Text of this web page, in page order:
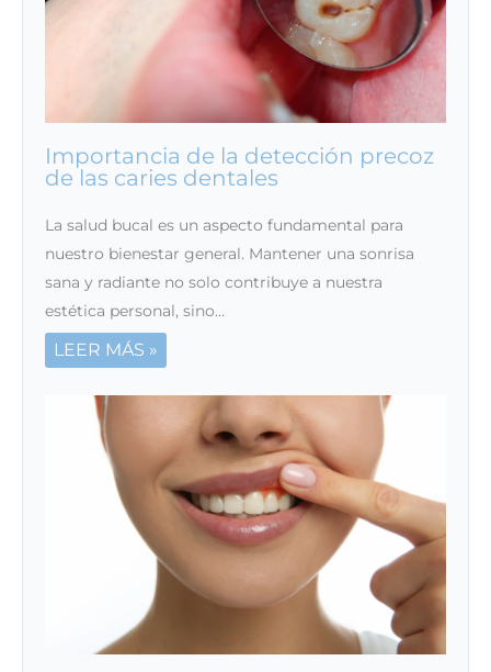
Importancia de la detección precoz
de las caries dentales
La salud bucal es un aspecto fundamental para
nuestro bienestar general. Mantener una sonrisa
sana y radiante no solo contribuye a nuestra
estética personal, sino…
LEER MÁS »